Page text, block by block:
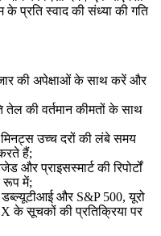
प्रति स्वाद की संध्या की गति
की अपेक्षाओं के साथ करें और
की वर्तमान कीमतों के साथ
उच्च दरों की लंबे समय
हैं;
प्राइसस्मार्ट की रिपोर्टों
में;
डब्ल्यूटीआई और S&P 500, यूरो
के सूचकों की प्रतिक्रिया पर